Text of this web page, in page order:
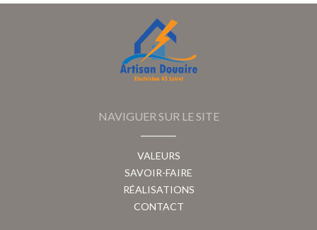
NAVIGUER SUR LE SITE
VALEURS
SAVOIR-FAIRE
RÉALISATIONS
CONTACT